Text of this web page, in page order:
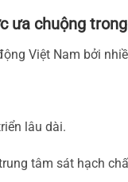
ưa chuộng
Việt Nam bởi
lâu dài.
tâm sát hạch